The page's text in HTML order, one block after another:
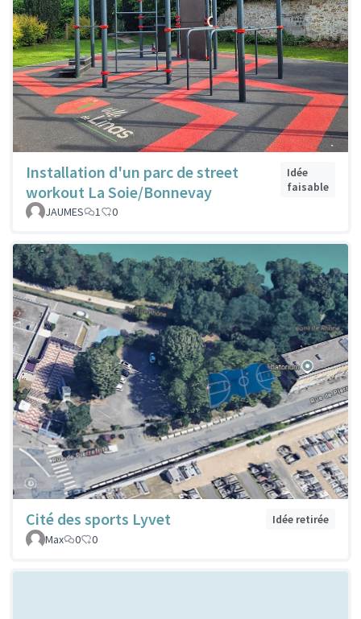
Installation d'un parc de street
workout La Soie/Bonnevay
Idée
faisable
JAUMES
1 0
Cité des sports Lyvet
Idée retirée
Max
0 0